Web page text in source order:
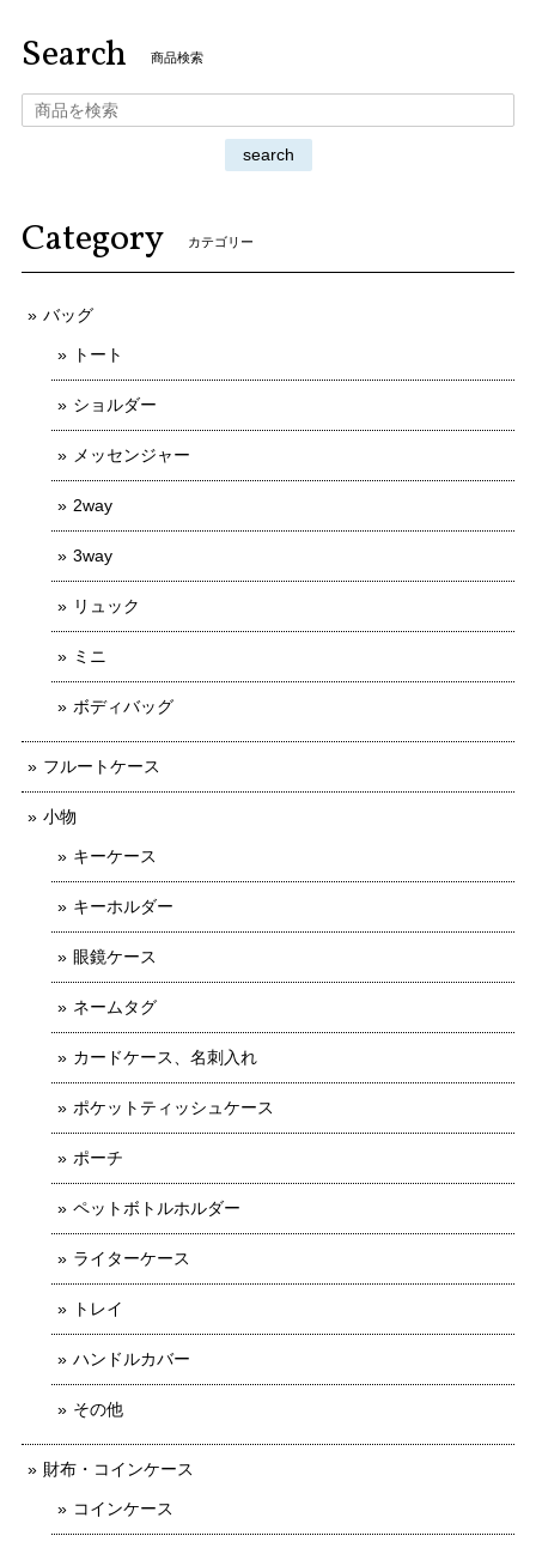
Search 商品検索
search
Category カテゴリー
バッグ
トート
ショルダー
メッセンジャー
2way
3way
リュック
ミニ
ボディバッグ
フルートケース
小物
キーケース
キーホルダー
眼鏡ケース
ネームタグ
カードケース、名刺入れ
ポケットティッシュケース
ポーチ
ペットボトルホルダー
ライターケース
トレイ
ハンドルカバー
その他
財布・コインケース
コインケース